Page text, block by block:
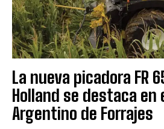
La nueva picadora FR
Holland se destaca en
Argentino de Forrajes